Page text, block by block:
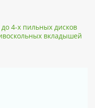
4-х пильных дисков
вкладышей